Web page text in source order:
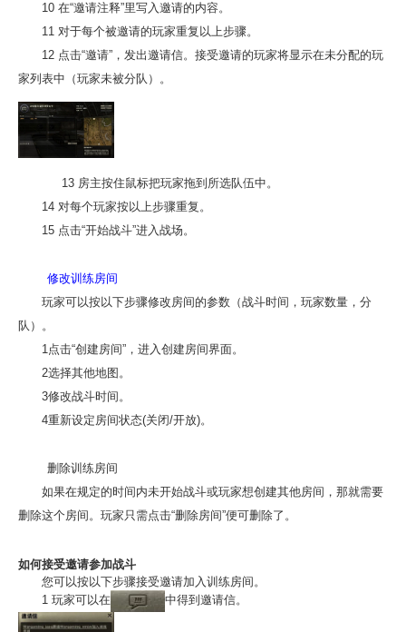
10 在“邀请注释”里写入邀请的内容。
11 对于每个被邀请的玩家重复以上步骤。
12 点击“邀请”，发出邀请信。接受邀请的玩家将显示在未分配的玩
家列表中（玩家未被分队）。
13 房主按住鼠标把玩家拖到所选队伍中。
14 对每个玩家按以上步骤重复。
15 点击“开始战斗”进入战场。
修改训练房间
玩家可以按以下步骤修改房间的参数（战斗时间，玩家数量，分
队）。
1点击“创建房间”，进入创建房间界面。
2选择其他地图。
3修改战斗时间。
4重新设定房间状态(关闭/开放)。
删除训练房间
如果在规定的时间内未开始战斗或玩家想创建其他房间，那就需要
删除这个房间。玩家只需点击“删除房间”便可删除了。
如何接受邀请参加战斗
您可以按以下步骤接受邀请加入训练房间。
1 玩家可以在
中得到邀请信。